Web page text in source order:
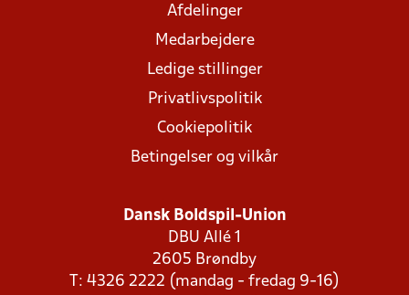
Afdelinger
Medarbejdere
Ledige stillinger
Privatlivspolitik
Cookiepolitik
Betingelser og vilkår
Dansk Boldspil-Union
DBU Allé 1
2605 Brøndby
T: 4326 2222 (mandag - fredag 9-16)